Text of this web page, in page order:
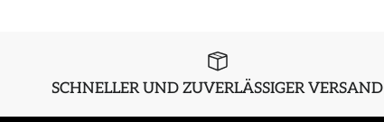
SCHNELLER UND ZUVERLÄSSIGER VERSAND